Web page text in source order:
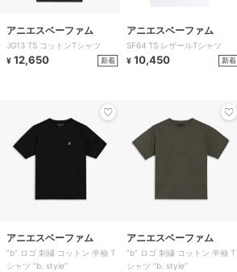
アニエスベーファム
JG13 TS コットンTシャツ
¥ 12,650 新着
アニエスベーファム
SF64 TS レザールTシャツ
¥ 10,450 新着
アニエスベーファム
”b” ロゴ 刺繍 コットン 半袖 T
シャツ ”b. style”
アニエスベーファム
”b” ロゴ 刺繍 コットン 半袖 T
シャツ ”b. style”